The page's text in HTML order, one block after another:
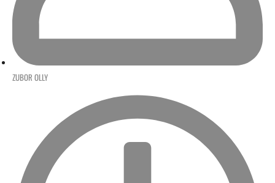
ZUBOR OLLY